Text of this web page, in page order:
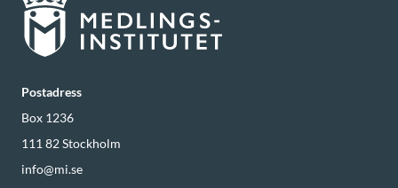
Postadress
Box 1236
111 82Stockholm
info@mi.se